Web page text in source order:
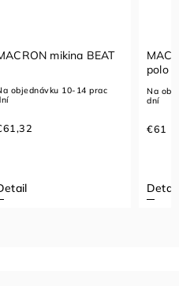
mikina BEAT
objednávku 10-14 prac
polo
Na
dní
€61
Detail